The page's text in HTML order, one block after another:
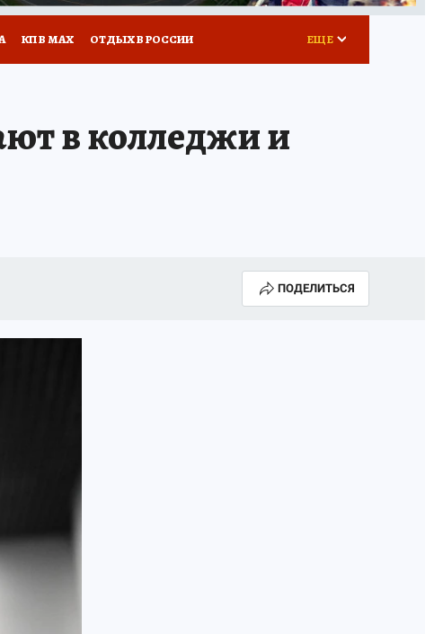
КП В МАХ ОТДЫХ В РОССИИ ЕЩЕ
в колледжи и
ПОДЕЛИТЬСЯ